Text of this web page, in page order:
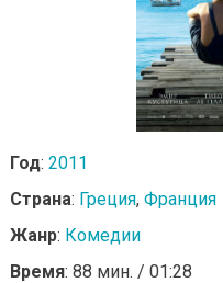
Год: 2011
Страна: Греция, Франция
Жанр: Комедии
Время: 88 мин. / 01:28